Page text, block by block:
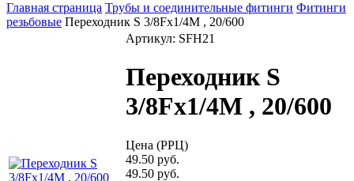
Главная страница Трубы и соединительные фитинги Фитинги
резьбовые Переходник S 3/8Fх1/4M , 20/600
Артикул: SFH21
Переходник S
3/8Fх1/4M , 20/600
Цена (РРЦ)
49.50 руб.
49.50 руб.